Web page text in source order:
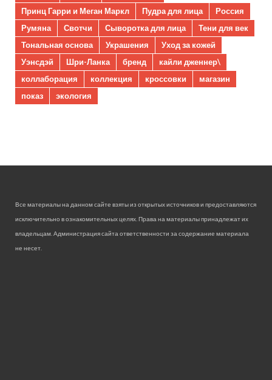
Принц Гарри и Меган Маркл
Пудра для лица
Россия
Румяна
Свотчи Сыворотка для лица
Тени для век
Тональная основа
Украшения
Уход за кожей
Уэнсдэй
Шри-Ланка бренд
кайли дженнер\
коллаборация
коллекция кроссовки
магазин
показ
экология
Все материалы на данном сайте взяты из открытых источников и предоставляются
исключительно в ознакомительных целях. Права на материалы принадлежат их
владельцам. Администрация сайта ответственности за содержание материала
не несет.